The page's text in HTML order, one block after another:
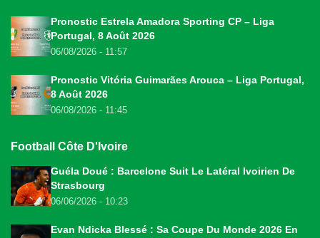
Pronostic Estrela Amadora Sporting CP – Liga
Portugal, 8 Août 2026
06/08/2026 - 11:57
Pronostic Vitória Guimarães Arouca – Liga Portugal,
8 Août 2026
06/08/2026 - 11:45
Football Côte D'Ivoire
Guéla Doué : Barcelone Suit Le Latéral Ivoirien De
Strasbourg
06/06/2026 - 10:23
Evan Ndicka Blessé : Sa Coupe Du Monde 2026 En